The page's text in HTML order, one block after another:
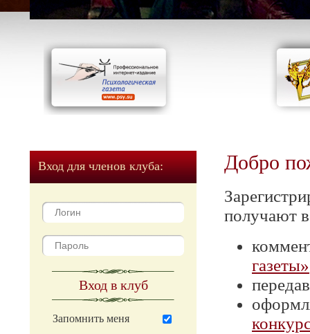
Вход для членов клуба:
Вход в клуб
Запомнить меня
Добро
получают
газеты»